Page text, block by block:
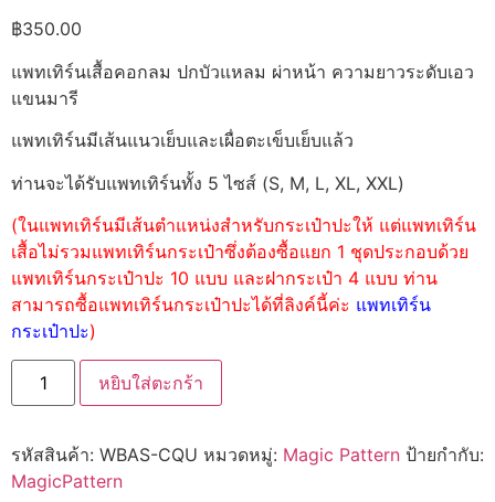
฿350.00
แพทเทิร์นเสื้อคอกลม ปกบัวแหลม ผ่าหน้า ความยาวระดับเอว
แขนมารี
แพทเทิร์นมีเส้นแนวเย็บและเผื่อตะเข็บเย็บแล้ว
ท่านจะได้รับแพทเทิร์นทั้ง 5 ไซส์ (S, M, L, XL, XXL)
(ในแพทเทิร์นมีเส้นตำแหน่งสำหรับกระเป๋าปะให้ แต่แพทเทิร์น
เสื้อไม่รวมแพทเทิร์นกระเป๋าซึ่งต้องซื้อแยก 1 ชุดประกอบด้วย
แพทเทิร์นกระเป๋าปะ 10 แบบ และฝากระเป๋า 4 แบบ ท่าน
สามารถซื้อแพทเทิร์นกระเป๋าปะได้ที่ลิงค์นี้ค่ะ แพทเทิร์น
กระเป๋าปะ)
หยิบใส่ตะกร้า
รหัสสินค้า: WBAS-CQU หมวดหมู่: Magic Pattern ป้ายกำกับ:
MagicPattern